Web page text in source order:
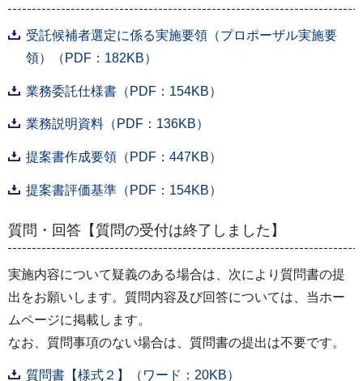
受託候補者選定に係る実施要領（プロポーザル実施要
領）（PDF：182KB）
業務委託仕様書（PDF：154KB）
業務説明資料（PDF：136KB）
提案書作成要領（PDF：447KB）
提案書評価基準（PDF：154KB）
質問・回答【質問の受付は終了しました】
実施内容について疑義のある場合は、次により質問書の提
出をお願いします。質問内容及び回答については、当ホー
ムページに掲載します。
なお、質問事項のない場合は、質問書の提出は不要です。
質問書【様式２】（ワード：20KB）